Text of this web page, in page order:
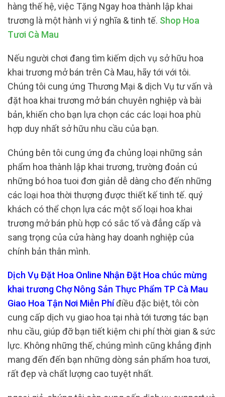
hàng thế hệ, việc Tặng Ngay hoa thành lập khai
trương là một hành vi ý nghĩa & tinh tế. Shop Hoa
Tươi Cà Mau
Nếu người chơi đang tìm kiếm dịch vụ sở hữu hoa
khai trương mở bán trên Cà Mau, hãy tới với tôi.
Chúng tôi cung ứng Thương Mại & dịch Vụ tư vấn và
đặt hoa khai trương mở bán chuyên nghiệp và bài
bản, khiến cho bạn lựa chọn các các loại hoa phù
hợp duy nhất sở hữu nhu cầu của bạn.
Chúng bên tôi cung ứng đa chủng loại những sản
phẩm hoa thành lập khai trương, trường đoản cú
những bó hoa tuoi đơn giản dễ dàng cho đến những
các loại hoa thời thượng được thiết kế tinh tế. quý
khách có thể chọn lựa các một số loại hoa khai
trương mở bán phù hợp có sắc tố và đẳng cấp và
sang trọng của cửa hàng hay doanh nghiệp của
chính bản thân mình.
Dịch Vụ Đặt Hoa Online Nhận Đặt Hoa chúc mừng
khai trương Chợ Nông Sản Thực Phẩm TP Cà Mau
Giao Hoa Tận Nơi Miễn Phíđiều đặc biệt, tôi còn
cung cấp dịch vụ giao hoa tại nhà tới tương tác bạn
nhu cầu, giúp đỡ bạn tiết kiệm chi phí thời gian & sức
lực. Không những thế, chúng mình cũng khẳng định
mang đến đến bạn những dòng sản phẩm hoa tươi,
rất đẹp và chất lượng cao tuyệt nhất.